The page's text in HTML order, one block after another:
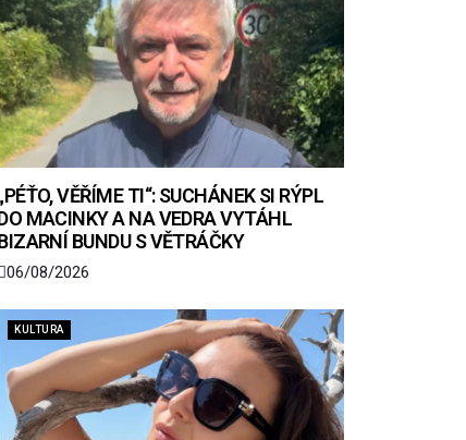
VĚŘÍME TI“: SUCHÁNEK SI RÝPL
MACINKY A NA VEDRA VYTÁHL
BUNDU S VĚTRÁČKY
06/08/2026
KULTURA